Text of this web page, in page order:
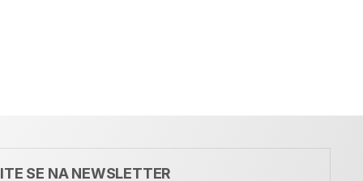
SE NA NEWSLETTER